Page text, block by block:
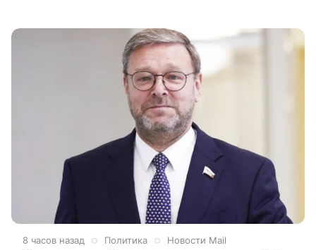
Государственный комитет по чрезвычайному
положению (ГКЧП) — это комитет советских
руководителей, который на несколько дней взял на
себя чрезвычайные полномочия управления
страной. ГКЧП СССР стал одним из самых
драматичных эпизодов финальной фазы
существования Советского Союза, события
произошли 19−22 августа 1991 года и получили
название «августовский путч».
8 часов назад Политика Новости Mail